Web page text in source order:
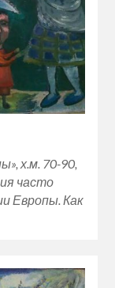
х.м. 70-90,
часто
Европы. Как